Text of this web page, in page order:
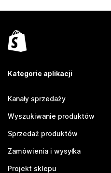
Kategorie aplikacji
Kanały sprzedaży
Wyszukiwanie produktów
Sprzedaż produktów
Zamówienia i wysyłka
Projekt sklepu